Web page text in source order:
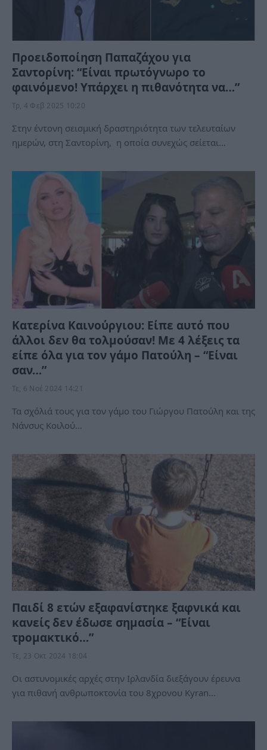
Προειδοποίηση Παπαζάχου για
Σαντορίνη: “Είναι πρωτόγνωρο το
φαινόμενο! Υπάρχει η πιθανότητα να…”
Τρ, 4 Φεβ 2025 10:20
Στην έντονη σεισμική δραστηριότητα των τελευταίων
ημερών, στη Σαντορίνη, η οποία συνεχώς σείεται…
Κατερίνα Καινούργιου: Είπε αυτό που
άλλοι δεν θα τολμούσαν! Με 4 λέξεις τα
είπε όλα για τον γάμο Πατούλη – “Είναι
σαν…”
Τε, 6 Νοέ 2024 14:21
Τα σχόλιά τους για τον γάμο του Γιώργου Πατούλη και της
Νάνσυς Κοιλού…
Παιδί 8 ετών εξαφανίστηκε ξαφνικά και
κανείς δεν έδωσε σημασία – “Είναι
τpομακτικό…”
Τε, 23 Οκτ 2024 18:04
Οι αστυνομικές αρχές στην Ιρλανδία διεξάγουν έρευνα
για πιθανή ανθρωποκτονία του 8χρονου Kyran…